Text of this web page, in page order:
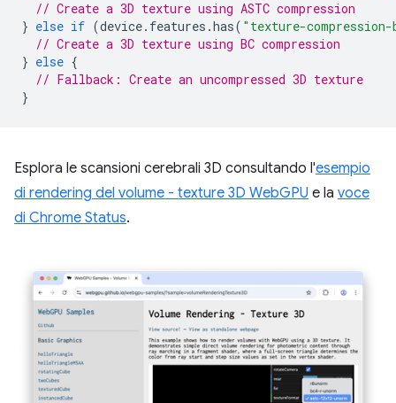
// Create a 3D texture using ASTC compression
} else if (device. features .has( "texture-
// Create a 3D texture using BC compression
} else {
// Fallback: Create an uncompressed 3D texture
}
Esplora le scansioni cerebrali 3D consultando l'esempio
di rendering del volume - texture 3D WebGPU e la voce
di Chrome Status.